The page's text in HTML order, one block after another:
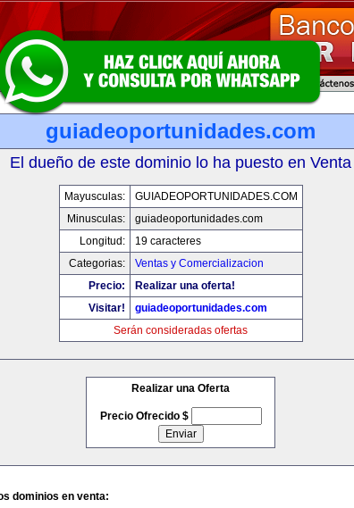
guiadeoportunidades.com
El dueño de este dominio lo ha puesto en Venta
Mayusculas:
GUIADEOPORTUNIDADES.COM
Minusculas:
guiadeoportunidades.com
Longitud:
19 caracteres
Categorias:
Ventas y Comercializacion
Precio:
Realizar una oferta!
Visitar!
guiadeoportunidades.com
Serán consideradas ofertas
Realizar una Oferta
Precio Ofrecido $
dominios en venta: